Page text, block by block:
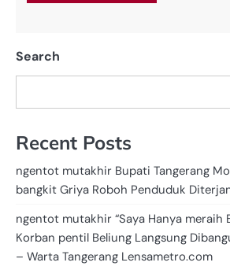
Search
Recent Posts
ngentot mutakhir Bupati Tangerang
bangkit Griya Roboh Penduduk
ngentot mutakhir “Saya Hanya meraih
Korban pentil Beliung Langsung
– Warta Tangerang Lensametro.com